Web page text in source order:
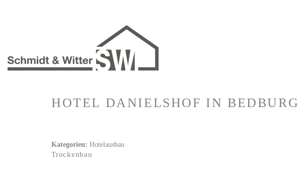
HOTEL DANIELSHOF IN BEDBURG
Kategorien: Hotelausbau
Trockenbau